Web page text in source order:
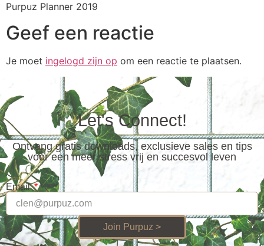
Purpuz Planner 2019
Geef een reactie
Je moet ingelogd zijn op om een reactie te plaatsen.
Let's Connect!
Ontvang gratis downloads, exclusieve sales en tips
voor een meer stress vrij en succesvol leven
Email
Join Purpuz >